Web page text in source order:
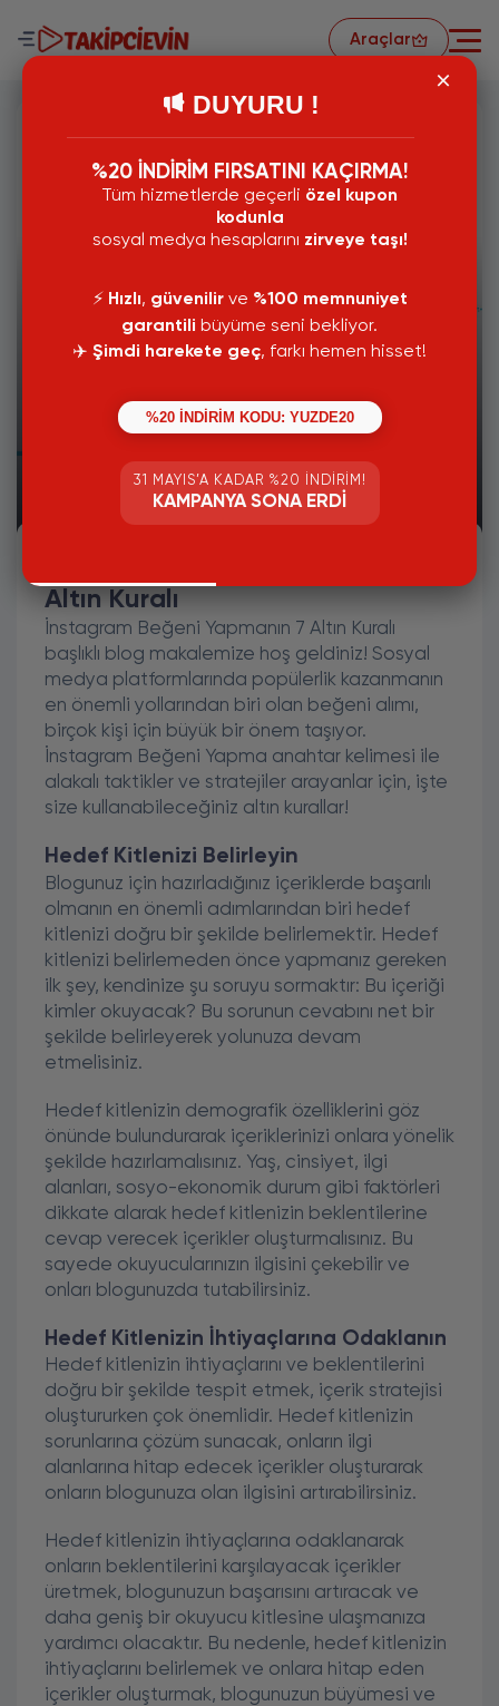
Araçlar
İnstagram Beğeni Yapma
Altın Kuralı
İnstagram Beğeni Yapmanın 7 Altın Kuralı
başlıklı blog makalemize hoş geldiniz! Sosyal
medya platformlarında popülerlik kazanmanın
en önemli yollarından biri olan beğeni alımı,
birçok kişi için büyük bir önem taşıyor.
İnstagram Beğeni Yapma anahtar kelimesi ile
alakalı taktikler ve stratejiler arayanlar için, işte
size kullanabileceğiniz altın kurallar!
Hedef Kitlenizi Belirleyin
Blogunuz için hazırladığınız içeriklerde başarılı
olmanın en önemli adımlarından biri hedef
kitlenizi doğru bir şekilde belirlemektir. Hedef
kitlenizi belirlemeden önce yapmanız gereken
ilk şey, kendinize şu soruyu sormaktır: Bu içeriği
kimler okuyacak? Bu sorunun cevabını net bir
şekilde belirleyerek yolunuza devam
etmelisiniz.
Hedef kitlenizin demografik özelliklerini göz
önünde bulundurarak içeriklerinizi onlara yönelik
şekilde hazırlamalısınız. Yaş, cinsiyet, ilgi
alanları, sosyo-ekonomik durum gibi faktörleri
dikkate alarak hedef kitlenizin beklentilerine
cevap verecek içerikler oluşturmalısınız. Bu
sayede okuyucularınızın ilgisini çekebilir ve
onları blogunuzda tutabilirsiniz.
Hedef Kitlenizin İhtiyaçlarına Odaklanın
Hedef kitlenizin ihtiyaçlarını ve beklentilerini
doğru bir şekilde tespit etmek, içerik stratejisi
oluştururken çok önemlidir. Hedef kitlenizin
sorunlarına çözüm sunacak, onların ilgi
alanlarına hitap edecek içerikler oluşturarak
onların blogunuza olan ilgisini artırabilirsiniz.
Hedef kitlenizin ihtiyaçlarına odaklanarak
onların beklentilerini karşılayacak içerikler
üretmek, blogunuzun başarısını artıracak ve
daha geniş bir okuyucu kitlesine ulaşmanıza
yardımcı olacaktır. Bu nedenle, hedef kitlenizin
ihtiyaçlarını belirlemek ve onlara hitap eden
içerikler oluşturmak, blogunuzun büyümesi ve
DUYURU !
%20 İNDİRİM FIRSATINI KAÇIRMA!
Tüm hizmetlerde geçerli özel kupon
kodunla
sosyal medya hesaplarını zirveye taşı!
⚡️ Hızlı, güvenilirve %100 memnuniyet
garantili büyüme seni bekliyor.
✈️ Şimdi harekete geç, farkı hemen hisset!
%20 İNDİRİM KODU: YUZDE20
31 MAYIS’A KADAR %20 İNDIRIM!
KAMPANYA SONA ERDI